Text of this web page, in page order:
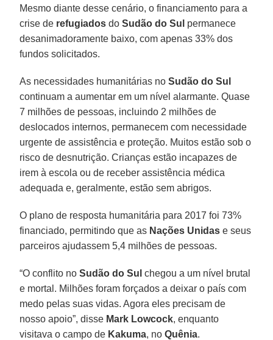
Mesmo diante desse cenário, o financiamento para a
crise de refugiados doSudão do Sul permanece
desanimadoramente baixo, com apenas 33% dos
fundos solicitados.
As necessidades humanitárias noSudão do Sul
continuam a aumentar em um nível alarmante. Quase
7 milhões de pessoas, incluindo 2 milhões de
deslocados internos, permanecem com necessidade
urgente de assistência e proteção. Muitos estão sob o
risco de desnutrição. Crianças estão incapazes de
irem à escola ou de receber assistência médica
adequada e, geralmente, estão sem abrigos.
O plano de resposta humanitária para 2017 foi 73%
financiado, permitindo que as Nações Unidas e seus
parceiros ajudassem 5,4 milhões de pessoas.
“O conflito noSudão do Sul chegou a um nível brutal
e mortal. Milhões foram forçados a deixar o país com
medo pelas suas vidas. Agora eles precisam de
nosso apoio”, disse Mark Lowcock, enquanto
visitava o campo de Kakuma, noQuênia.